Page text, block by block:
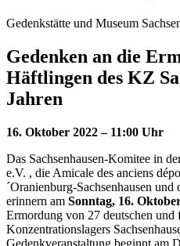
Gedenkstätte und Museum
Gedenken an die
Häftlingen des KZ
Jahren
16. Oktober 2022 – 11:00 Uhr
Das Sachsenhausen-Komitee in
e.V. , die Amicale des anciens
´Oranienburg-Sachsenhausen und
erinnern am Sonntag, 16.
Ermordung von 27 deutschen und
Konzentrationslagers
Gedenkveranstaltung beginnt am